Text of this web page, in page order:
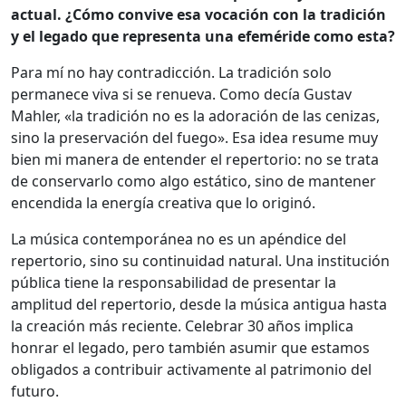
actual. ¿Cómo convive esa vocación con la tradición
y el legado que representa una efeméride como esta?
Para mí no hay contradicción. La tradición solo
permanece viva si se renueva. Como decía Gustav
Mahler, «la tradición no es la adoración de las cenizas,
sino la preservación del fuego». Esa idea resume muy
bien mi manera de entender el repertorio: no se trata
de conservarlo como algo estático, sino de mantener
encendida la energía creativa que lo originó.
La música contemporánea no es un apéndice del
repertorio, sino su continuidad natural. Una institución
pública tiene la responsabilidad de presentar la
amplitud del repertorio, desde la música antigua hasta
la creación más reciente. Celebrar 30 años implica
honrar el legado, pero también asumir que estamos
obligados a contribuir activamente al patrimonio del
futuro.